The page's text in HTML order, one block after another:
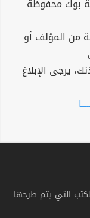
بوك محفوظة
من المؤلف أو
يرجى الإبلاغ
التي يتم طرحها